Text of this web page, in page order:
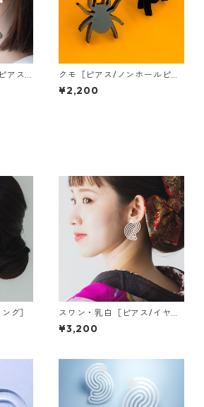
アス/
クモ［ピアス/ノンホールピア
ス］
¥2,200
グ］
スワン・乳白［ピアス/イヤリ
ング］
¥3,200